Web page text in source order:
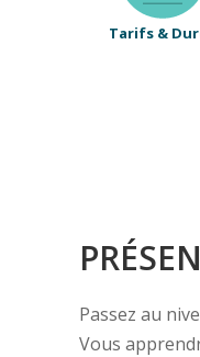
Tarifs &
Passez au
Vous